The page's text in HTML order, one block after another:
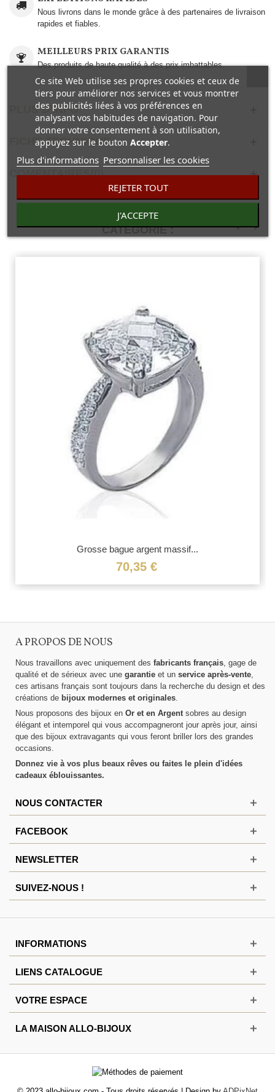
Nous livrons dans le monde grâce à des partenaires de livraison
rapides et fiables.
MEILLEURS PRIX GARANTIS
Des produits de haute qualité à des prix imbattables..
PLUS D'INFO
FICHE TECHNIQUE
COMENTAIRES(0)
30 AUTRES PRODUITS DANS LA MÊME
CATÉGORIE :
Grosse bague argent massif...
70,35 €
A PROPOS DE NOUS
Nous travaillons avec uniquement des fabricants français, gage de
qualité et de sérieux avec une garantie et un service après-vente,
ces artisans français sont toujours dans la recherche du design et des
créations de bijoux modernes et originales.
Nous proposons des bijoux en Or et en Argentsobres au design
élégant et intemporel qui vous accompagneront jour après jour, ainsi
que des bijoux extravagants qui vous feront briller lors des grandes
occasions.
Donnez vie à vos plus beaux rêves ou faites le plein d'idées
cadeaux éblouissantes.
NOUS CONTACTER
FACEBOOK
NEWSLETTER
SUIVEZ-NOUS !
Ce site Web utilise ses propres cookies et ceux de
tiers pour améliorer nos services et vous montrer
des publicités liées à vos préférences en
analysant vos habitudes de navigation. Pour
donner votre consentement à son utilisation,
appuyez sur le bouton Accepter.
Plus d'informations Personnaliser les cookies
REJETER TOUT
J'ACCEPTE
INFORMATIONS
LIENS CATALOGUE
VOTRE ESPACE
LA MAISON ALLO-BIJOUX